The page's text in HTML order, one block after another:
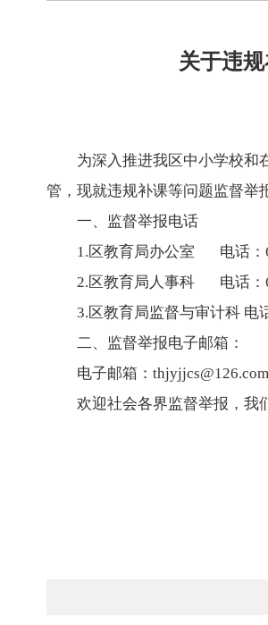
关于违
为深入推进我区中小学校和
管，现就违规补课等问题监督举
一、监督举报电话
1.区教育局办公室 电话：
2.区教育局人事科 电话：
3.区教育局监督与审计科 电
二、监督举报电子邮箱：
电子邮箱： thjyjjcs@126.com
欢迎社会各界监督举报，我